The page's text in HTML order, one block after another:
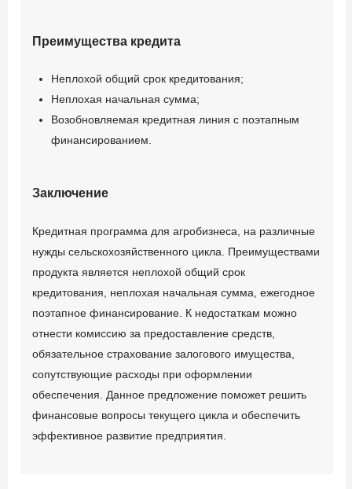
доходов
Баланс на отчетную дату
и две предыдущие
годовые даты (форма 2);
Справка о чистых
денежные поступления
на все счета предприятия
за последние 3 месяца с
разбивкой по месяцам и
суммой всего за месяц,
заверенные
обслуживающим банком;
Преимущества кредита
Неплохой общий срок кредитования;
Неплохая начальная сумма;
Возобновляемая кредитная линия с поэтапным
финансированием.
Заключение
Кредитная программа для агробизнеса, на различные
нужды сельскохозяйственного цикла. Преимуществами
продукта является неплохой общий срок
кредитования, неплохая начальная сумма, ежегодное
поэтапное финансирование. К недостаткам можно
отнести комиссию за предоставление средств,
обязательное страхование залогового имущества,
сопутствующие расходы при оформлении
обеспечения. Данное предложение поможет решить
финансовые вопросы текущего цикла и обеспечить
эффективное развитие предприятия.